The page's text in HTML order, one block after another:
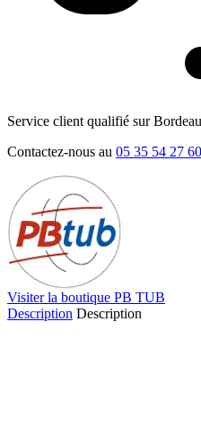
Service client qualifié sur
Contactez-nous au 05 35 54 27 60
Visiter la boutique PB TUB
Description Description